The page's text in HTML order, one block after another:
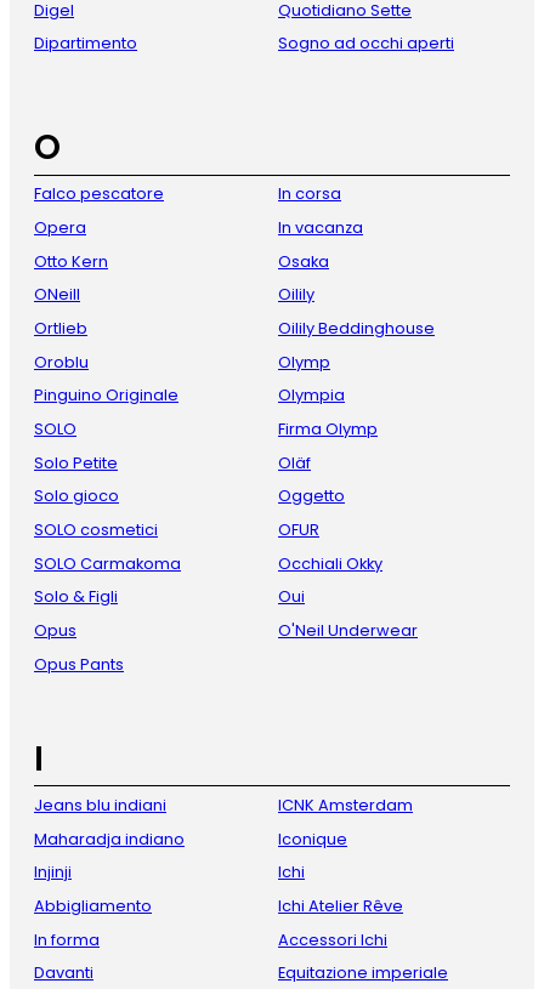
Digel
Dipartimento
Quotidiano Sette
Sogno ad occhi aperti
O
Falco pescatore
Opera
Otto Kern
ONeill
Ortlieb
Oroblu
Pinguino Originale
SOLO
Solo Petite
Solo gioco
SOLO cosmetici
SOLO Carmakoma
Solo & Figli
Opus
Opus Pants
In corsa
In vacanza
Osaka
Oilily
Oilily Beddinghouse
Olymp
Olympia
Firma Olymp
Oläf
Oggetto
OFUR
Occhiali Okky
Oui
O'Neil Underwear
I
Jeans blu indiani
Maharadja indiano
Injinji
Abbigliamento
In forma
Davanti
ICNK Amsterdam
Iconique
Ichi
Ichi Atelier Rêve
Accessori Ichi
Equitazione imperiale